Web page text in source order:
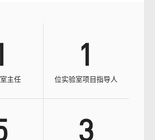
主任
1
位实验室项目指导人
3